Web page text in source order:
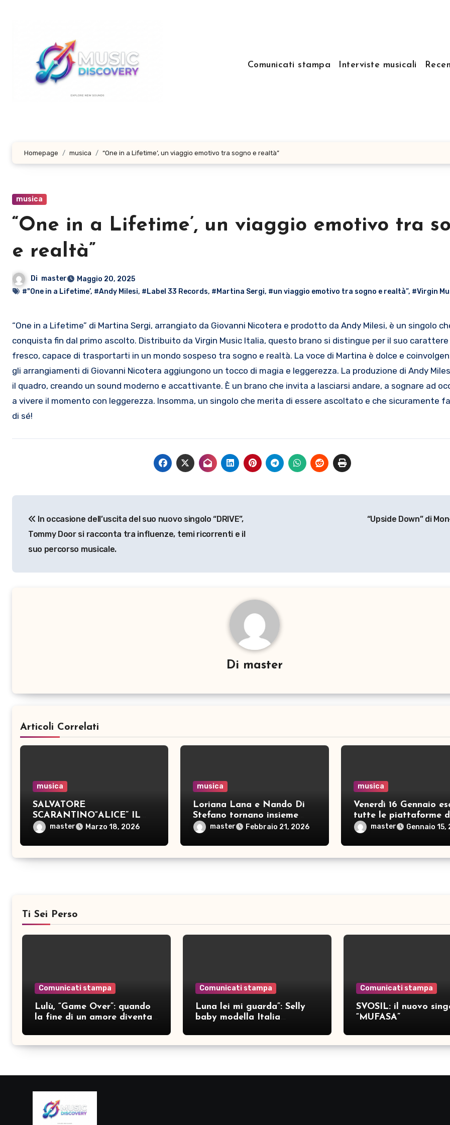
Comunicati stampa Interviste musicali
Homepage musica “One in a Lifetime’, un viaggio emotivo tra sogno e realtà”
musica
“One in a Lifetime’, un viaggio emotivo tra
e realtà”
Di master
Maggio 20, 2025
#"One in a Lifetime’, #Andy Milesi, #Label 33 Records, #Martina Sergi, #un viaggio emotivo tra sogno e realtà”, #Virgin
“One in a Lifetime” di Martina Sergi, arrangiato da Giovanni Nicotera e prodotto da Andy Milesi, è un singolo che ti
conquista fin dal primo ascolto. Distribuito da Virgin Music Italia, questo brano si distingue per il suo carattere
fresco, capace di trasportarti in un mondo sospeso tra sogno e realtà. La voce di Martina è dolce e
gli arrangiamenti di Giovanni Nicotera aggiungono un tocco di magia e leggerezza. La produzione di Andy
il quadro, creando un sound moderno e accattivante. È un brano che invita a lasciarsi andare, a sognare ad
a vivere il momento con leggerezza. Insomma, un singolo che merita di essere ascoltato e che sicuramente
di sé!
articoli
In occasione dell’uscita del suo nuovo singolo “DRIVE”,
Tommy Door si racconta tra influenze, temi ricorrenti e il
suo percorso musicale.
“Upside Down” di
Di master
Articoli Correlati
musica
SALVATORE
SCARANTINO“ALICE” IL
NUOVO SINGOLO IN
USCITA IL 6 FEBBRAIO
2026
master Marzo 18, 2026
musica
Loriana Lana e Nando Di
Stefano tornano insieme
con una nuova sigla anime:
“Lilli, un guaio tira l’altro”
master Febbraio 21, 2026
musica
Venerdì 16 Gennaio
tutte le piattaforme
“Il silenzio uccide”, un
che rompe
master Gennaio 15,
Ti Sei Perso
Comunicati stampa
Lulù, “Game Over”: quando
la fine di un amore diventa
Comunicati stampa
Luna lei mi guarda”: Selly
baby modella Italia
Comunicati stampa
SVOSIL: il nuovo
“MUFASA”